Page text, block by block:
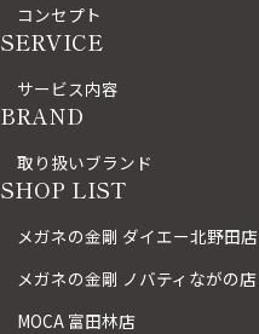
コンセプト
SERVICE
サービス内容
BRAND
取り扱いブランド
SHOP LIST
メガネの金剛 ダイエー北野田店
メガネの金剛 ノバティながの店
MOCA 富田林店